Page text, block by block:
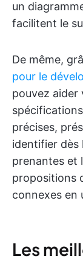
un
facilitent le
De même,
pour le
pouvez aider
précises,
identifier dès
prenantes et
propositions
connexes en
Les